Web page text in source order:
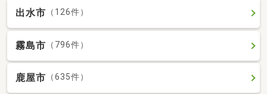
出水市 （126件）
霧島市 （796件）
鹿屋市 （635件）